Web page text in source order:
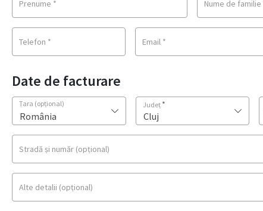
Prenume * Nume de familie
Telefon * Email *
Date de facturare
Țara (opțional)
România
Județ *
Cluj
Stradă și număr (opțional)
Alte detalii (opțional)